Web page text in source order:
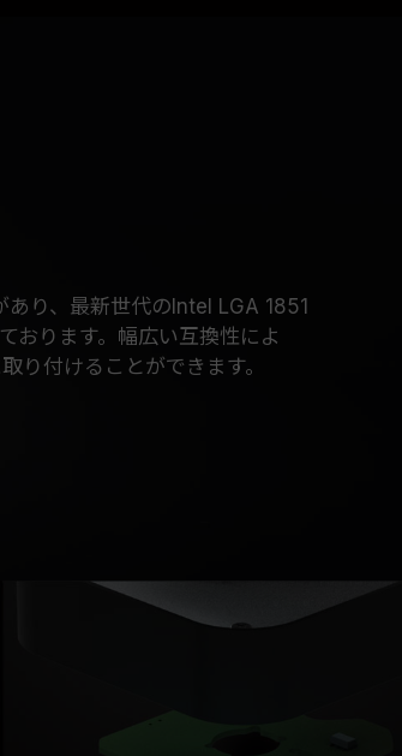
り、最新世代のIntel LGA 1851
おります。幅広い互換性によ
り付けることができます。